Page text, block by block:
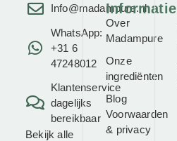
Info@madampure.nl
WhatsApp:
+31 6
47248012
Klantenservice
dagelijks
bereikbaar
Bekijk alle
Informatie
Over
Madampure
Onze
ingrediënten
Blog
Voorwaarden
& privacy